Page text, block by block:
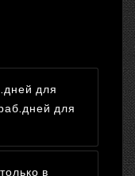
для
для
в